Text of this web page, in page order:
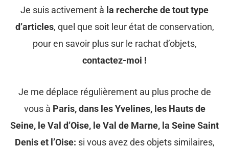
Je suis activement à la recherche de tout type
d’articles, quel que soit leur état de conservation,
pour en savoir plus sur le rachat d’objets,
contactez-moi !
Je me déplace régulièrement au plus proche de
vous à Paris, dans les Yvelines, les Hauts de
Seine, le Val d’Oise, le Val de Marne, la Seine Saint
Denis et l’Oise: si vous avez des objets similaires,